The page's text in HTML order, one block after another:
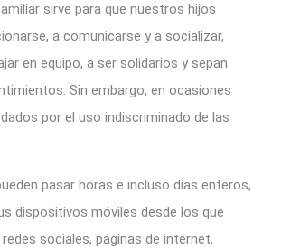
sirve para que nuestros hijos
a comunicarse y a socializar,
en equipo, a ser solidarios y sepan
Sin embargo, en ocasiones
por el uso indiscriminado de las
pasar horas e incluso días enteros,
dispositivos móviles desde los que
sociales, páginas de internet,